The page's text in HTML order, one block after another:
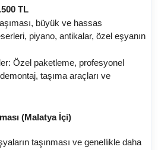
TL
büyük ve hassas
piyano, antikalar, özel eşyanın
Özel paketleme, profesyonel
taşıma araçları ve
(Malatya İçi)
taşınması ve genellikle daha